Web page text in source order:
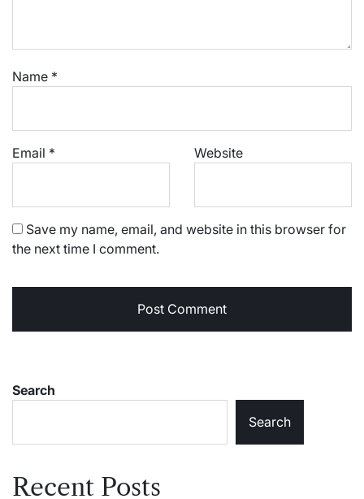
Name *
Email * Website
Save my name, email, and website in this browser for
the next time I comment.
Search
Search
Recent Posts